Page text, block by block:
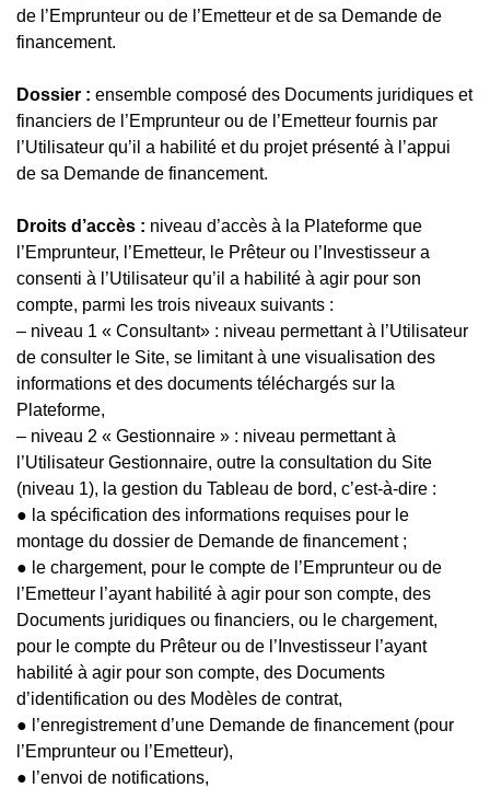
de l’Emprunteur ou de l’Emetteur et de sa Demande de
financement.
Dossier : ensemble composé des Documents juridiques et
financiers de l’Emprunteur ou de l’Emetteur fournis par
l’Utilisateur qu’il a habilité et du projet présenté à l’appui
de sa Demande de financement.
Droits d’accès : niveau d’accès à la Plateforme que
l’Emprunteur, l’Emetteur, le Prêteur ou l’Investisseur a
consenti à l’Utilisateur qu’il a habilité à agir pour son
compte, parmi les trois niveaux suivants :
– niveau 1 « Consultant» : niveau permettant à l’Utilisateur
de consulter le Site, se limitant à une visualisation des
informations et des documents téléchargés sur la
Plateforme,
– niveau 2 « Gestionnaire » : niveau permettant à
l’Utilisateur Gestionnaire, outre la consultation du Site
(niveau 1), la gestion du Tableau de bord, c’est-à-dire :
● la spécification des informations requises pour le
montage du dossier de Demande de financement ;
● le chargement, pour le compte de l’Emprunteur ou de
l’Emetteur l’ayant habilité à agir pour son compte, des
Documents juridiques ou financiers, ou le chargement,
pour le compte du Prêteur ou de l’Investisseur l’ayant
habilité à agir pour son compte, des Documents
d’identification ou des Modèles de contrat,
● l’enregistrement d’une Demande de financement (pour
l’Emprunteur ou l’Emetteur),
● l’envoi de notifications,